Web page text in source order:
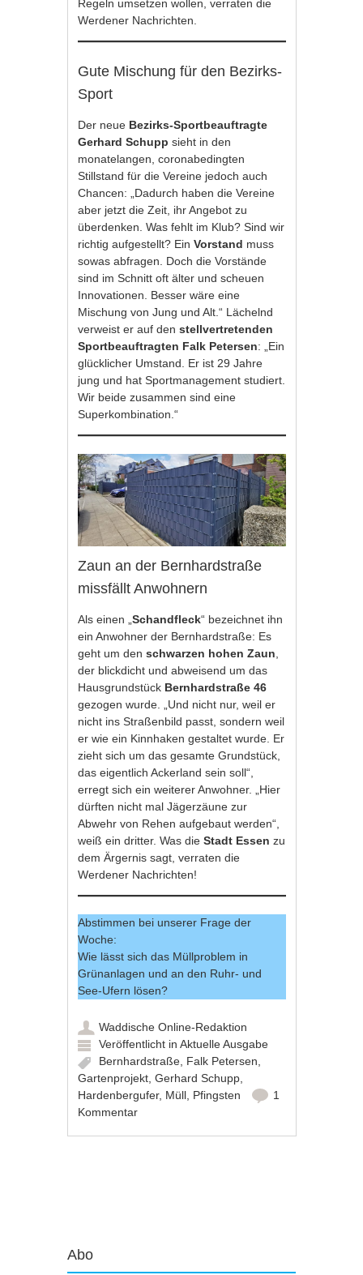
Regeln umsetzen wollen, verraten die
Werdener Nachrichten.
Gute Mischung für den Bezirks-
Sport
Der neue Bezirks-Sportbeauftragte
Gerhard Schuppsieht in den
monatelangen, coronabedingten
Stillstand für die Vereine jedoch auch
Chancen: „Dadurch haben die Vereine
aber jetzt die Zeit, ihr Angebot zu
überdenken. Was fehlt im Klub? Sind wir
richtig aufgestellt? EinVorstand muss
sowas abfragen. Doch die Vorstände
sind im Schnitt oft älter und scheuen
Innovationen. Besser wäre eine
Mischung von Jung und Alt.“ Lächelnd
verweist er auf denstellvertretenden
Sportbeauftragten Falk Petersen: „Ein
glücklicher Umstand. Er ist 29 Jahre
jung und hat Sportmanagement studiert.
Wir beide zusammen sind eine
Superkombination.“
Zaun an der Bernhardstraße
missfällt Anwohnern
Als einen „Schandfleck“ bezeichnet ihn
ein Anwohner der Bernhardstraße: Es
geht um denschwarzen hohen Zaun
der blickdicht und abweisend um das
Hausgrundstück Bernhardstraße 46
gezogen wurde. „Und nicht nur, weil er
nicht ins Straßenbild passt, sondern weil
er wie ein Kinnhaken gestaltet wurde. Er
zieht sich um das gesamte Grundstück,
das eigentlich Ackerland sein soll“,
erregt sich ein weiterer Anwohner. „Hier
dürften nicht mal Jägerzäune zur
Abwehr von Rehen aufgebaut werden“,
weiß ein dritter. Was dieStadt Essen zu
dem Ärgernis sagt, verraten die
Werdener Nachrichten!
Abstimmen bei unserer Frage der
Woche:
Wie lässt sich das Müllproblem in
Grünanlagen und an den Ruhr- und
See-Ufern lösen?
Waddische Online-Redaktion
Veröffentlicht inAktuelle Ausgabe
Bernhardstraße Falk Petersen
Gartenprojekt ,Gerhard Schupp
Hardenbergufer, Müll Pfingsten
1
Kommentar
Abo